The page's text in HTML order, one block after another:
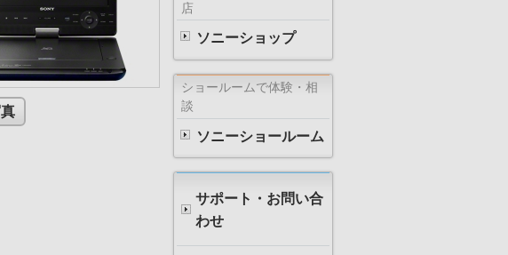
店
ソニーショップ
ショールームで体験・相
談
ソニーショールーム
サポート・お問い合
わせ